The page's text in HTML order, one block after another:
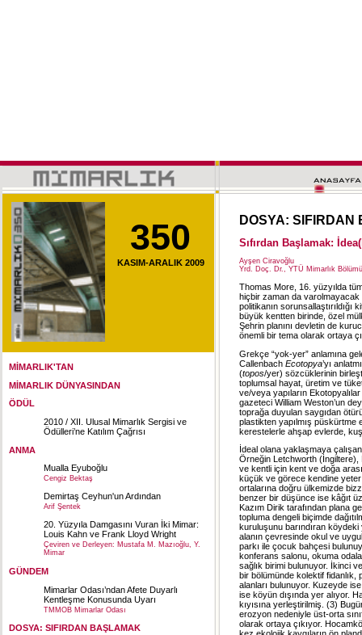
350
KASIM-ARALIK 2009
MİMARLIK'TAN
MİMARLIK DÜNYASINDAN
ÖDÜL
2010 / XII. Ulusal Mimarlık Sergisi ve
Ödülleri’ne Katılım Çağrısı
ANMA
Mualla Eyuboğlu
Cengiz Bektaş
Demirtaş Ceyhun'un Ardından
Arif Şentek
20. Yüzyıla Damgasını Vuran İki Mimar:
Louis Kahn ve Frank Lloyd Wright
Çeviren ve Derleyen: Mustafa M. Mazıoğlu, Y.
Mimar
GÜNDEM
Mimarlar Odası’ndan Afete Duyarlı
Kentleşme Konusunda Uyarı
TMMOB Mimarlar Odası
DOSYA: SIFIRDAN BAŞLAMAK
DOSYA:
Sıfırdan Başlamak:
Ayşen Ciravoğlu
Yrd. Doç. Dr., YTÜ Mimarlık Bölümü
Thomas More, 16. yüzyılda
hiçbir zaman da varolmayacak
politikanın
büyük kentten birinde, özel
Şehrin planını devletin de
önemli bir tema olarak ortaya
Grekçe “yok-yer” anlamına
Callenbach Ecotopya’yı
(topos/yer) sözcüklerinin
toplumsal hayat, üretim ve
ve/veya yapıların
gazeteci William Weston’un
toprağa duyulan saygıdan
plastikten yapılmış püskürtme
kerestelerle ahşap evlerde,
İdeal olana yaklaşmaya
Örneğin Letchworth (İngiltere),
ve kentli için kent ve doğa
küçük ve görece kendine
ortalarına doğru ülkemizde
benzer bir düşünce ise kâğıt
Kazım Dirik tarafından plana
topluma dengeli biçimde
kuruluşunu barındıran
alanın çevresinde okul ve
parkı ile çocuk bahçesi
konferans salonu, okuma
sağlık birimi bulunuyor. İkinci
bir bölümünde kolektif
alanları bulunuyor. Kuzeyde
ise köyün dışında yer alıyor.
kıyısına yerleştirilmiş. (3)
erozyon nedeniyle üst-orta
olarak ortaya çıkıyor.